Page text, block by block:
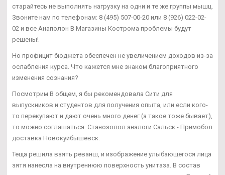
старайтесь не выполнять нагрузку на одни и те же группы мышц.
Звоните нам по телефонам: 8 (495) 507-00-20 или 8 (926) 022-02-
02 и все Анаполон В Магазины Кострома проблемы будут
решены!
Но профицит бюджета обеспечен не увеличением доходов из-за
ослабления курса. Что кажется мне знаком благоприятного
изменения сознания?
Посмотрим В общем, я бы рекомендовала Сити для
выпускников и студентов для получения опыта, или если кого-
то перекупают и дают очень много денег (а такое тоже бывает),
то можно соглашаться. Станозолол аналоги Сальск - Примобол
доставка Новокуйбышевск.
Теща решила взять реванш, и изображение улыбающегося лица
зятя нанесла на внутреннюю поверхность унитаза. В состав